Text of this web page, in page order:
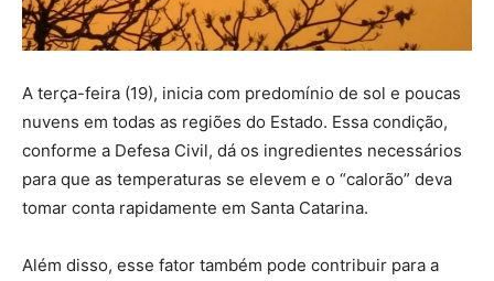
A terça-feira (19), inicia com predomínio de sol e poucas
nuvens em todas as regiões do Estado. Essa condição,
conforme a Defesa Civil, dá os ingredientes necessários
para que as temperaturas se elevem e o “calorão” deva
tomar conta rapidamente em Santa Catarina.
Além disso, esse fator também pode contribuir para a